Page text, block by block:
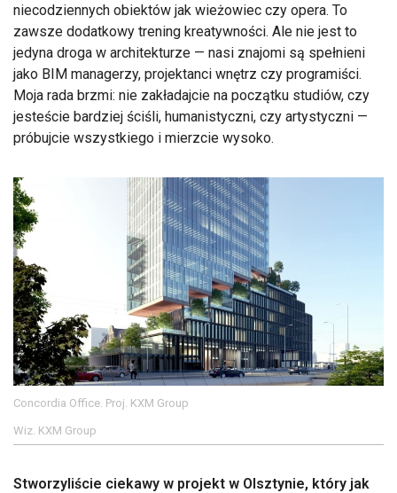
niecodziennych obiektów jak wieżowiec czy opera. To
zawsze dodatkowy trening kreatywności. Ale nie jest to
jedyna droga w architekturze — nasi znajomi są spełnieni
jako BIM managerzy, projektanci wnętrz czy programiści.
Moja rada brzmi: nie zakładajcie na początku studiów, czy
jesteście bardziej ściśli, humanistyczni, czy artystyczni —
próbujcie wszystkiego i mierzcie wysoko.
Concordia Office. Proj. KXM Group
Wiz. KXM Group
Stworzyliście ciekawy w projekt w Olsztynie, który jak